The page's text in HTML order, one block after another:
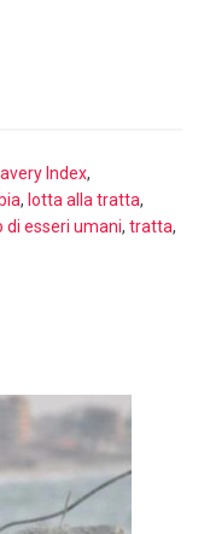
Index,
, lotta alla tratta,
di esseri umani, tratta,